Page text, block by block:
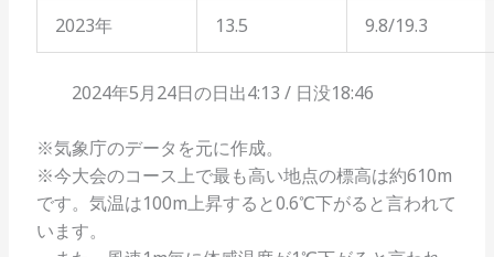
2023年 13.5 9.8/19.3
2024年5月24日の日出4:13 / 日没18:46
※気象庁のデータを元に作成。
※今大会のコース上で最も高い地点の標高は約610m
です。気温は100m上昇すると0.6℃下がると言われて
います。